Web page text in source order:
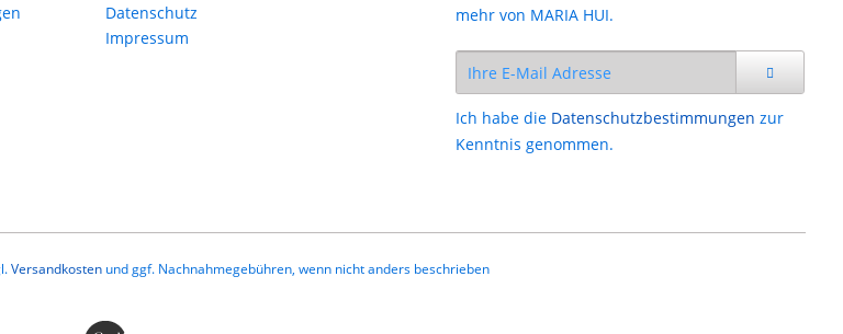
Datenschutz
Impressum
mehr von MARIA HUI.
Ich habe die Datenschutzbestimmungen zur
Kenntnis genommen.
Versandkosten und ggf. Nachnahmegebühren, wenn nicht anders beschrieben